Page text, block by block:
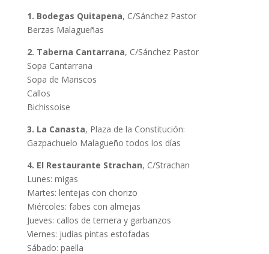
1. Bodegas Quitapena, C/Sánchez Pastor
Berzas Malagueñas
2. Taberna Cantarrana, C/Sánchez Pastor
Sopa Cantarrana
Sopa de Mariscos
Callos
Bichissoise
3. La Canasta, Plaza de la Constitución:
Gazpachuelo Malagueño todos los días
4. El Restaurante Strachan, C/Strachan
Lunes: migas
Martes: lentejas con chorizo
Miércoles: fabes con almejas
Jueves: callos de ternera y garbanzos
Viernes: judías pintas estofadas
Sábado: paella